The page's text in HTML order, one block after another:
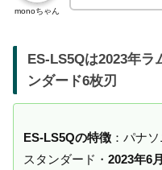
monoちゃん
ES-LS5Qは2023年ラ
ンダード6枚刃
ES-LS5Qの特徴 ：パナ
スタンダード・ 2023年6